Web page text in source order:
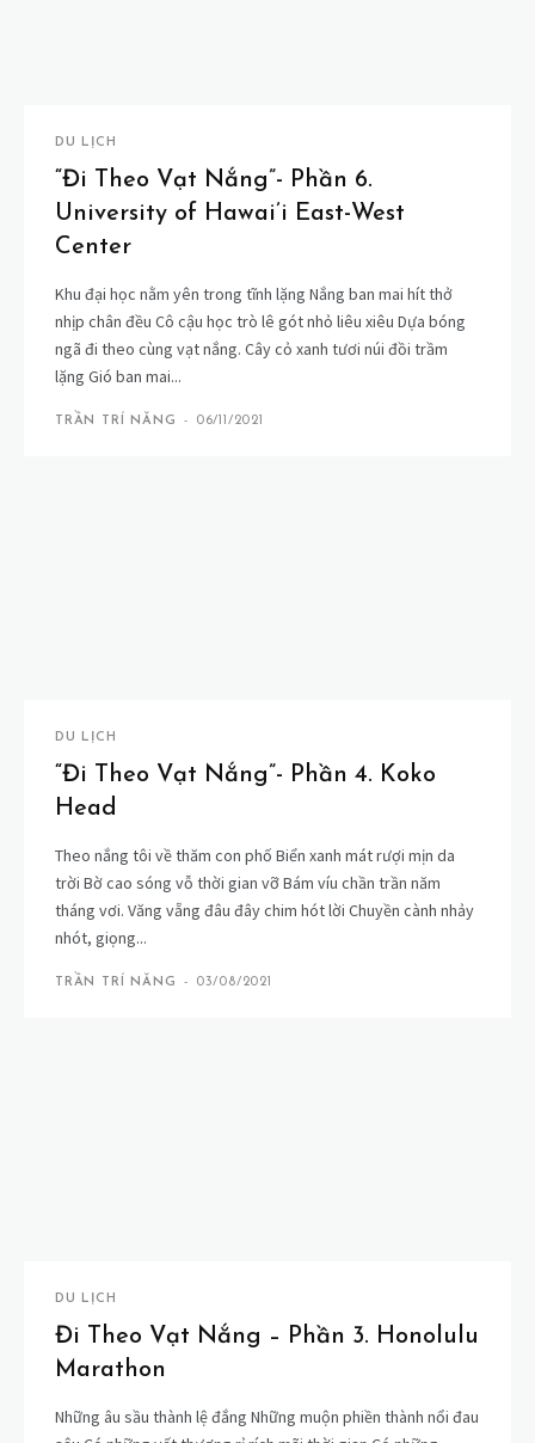
DU LỊCH
“Đi Theo Vạt Nắng”- Phần 6.
University of Hawai’i East-West
Center
Khu đại học nằm yên trong tĩnh lặng Nắng ban mai hít thở
nhịp chân đều Cô cậu học trò lê gót nhỏ liêu xiêu Dựa bóng
ngã đi theo cùng vạt nắng. Cây cỏ xanh tươi núi đồi trầm
lặng Gió ban mai...
TRẦN TRÍ NĂNG - 06/11/2021
DU LỊCH
“Đi Theo Vạt Nắng”- Phần 4. Koko
Head
Theo nắng tôi về thăm con phố Biển xanh mát rượi mịn da
trời Bờ cao sóng vỗ thời gian vỡ Bám víu chần trần năm
tháng vơi. Văng vẵng đâu đây chim hót lời Chuyền cành nhảy
nhót, giọng...
TRẦN TRÍ NĂNG - 03/08/2021
DU LỊCH
Đi Theo Vạt Nắng – Phần 3. Honolulu
Marathon
Những âu sầu thành lệ đắng Những muộn phiền thành nổi đau